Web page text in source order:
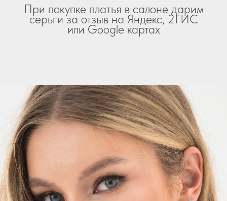
При покупке платья в салоне дарим
серьги за отзыв на Яндекс, 2ГИС
или Google картах